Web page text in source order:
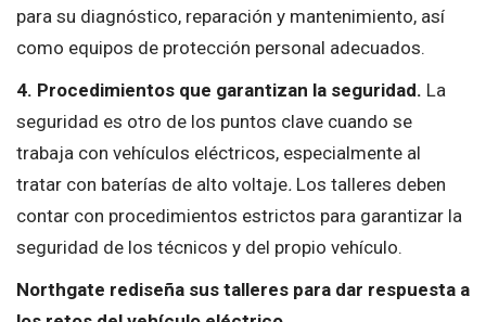
para su diagnóstico, reparación y mantenimiento, así
como equipos de protección personal adecuados.
4. Procedimientos que garantizan la seguridad. La
seguridad es otro de los puntos clave cuando se
trabaja con vehículos eléctricos, especialmente al
tratar con baterías de alto voltaje. Los talleres deben
contar con procedimientos estrictos para garantizar la
seguridad de los técnicos y del propio vehículo.
Northgate rediseña sus talleres para dar respuesta a